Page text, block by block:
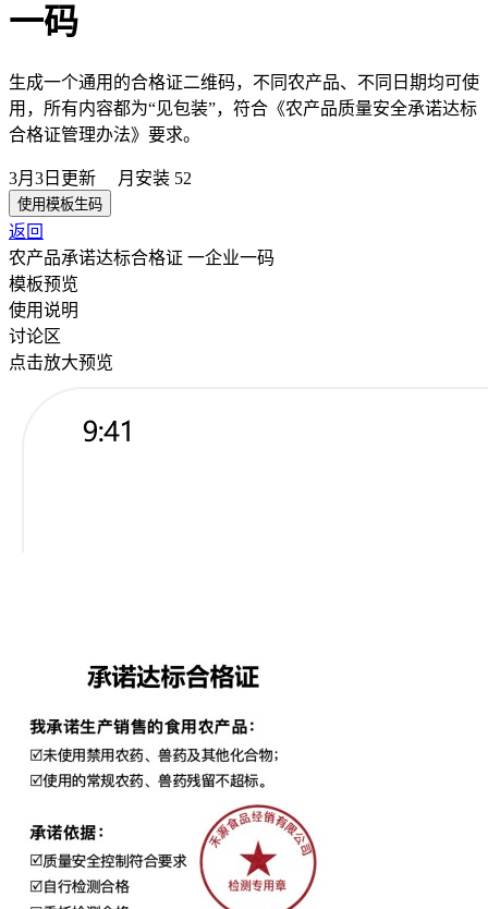
一码
生成一个通用的合格证二维码，不同农产品、不同日期均可使
用，所有内容都为“见包装”，符合《农产品质量安全承诺达标
合格证管理办法》要求。
3月3日 更新 月安装 52
使用模板生码
返回
农产品承诺达标合格证 一企业一码
模板预览
使用说明
讨论区
点击放大预览